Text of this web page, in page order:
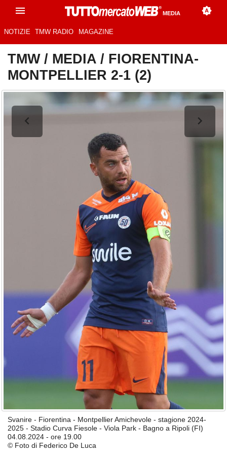
MEDIA
NOTIZIE TMW RADIO MAGAZINE
TMW/ MEDIA / FIORENTINA-
MONTPELLIER 2-1 (2)
Svanire - Fiorentina - Montpellier Amichevole - stagione 2024-
2025 - Stadio Curva Fiesole - Viola Park - Bagno a Ripoli (FI)
04.08.2024 - ore 19.00
© Foto di Federico De Luca